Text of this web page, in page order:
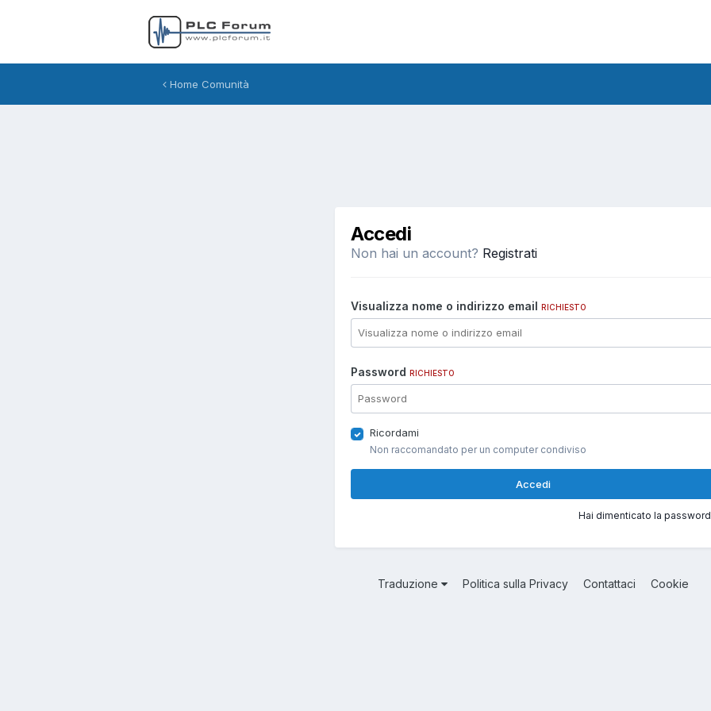
Home Comunità
Accedi
Non hai un account? Registrati
Visualizza nome o indirizzo email RICHIESTO
Password RICHIESTO
Ricordami
Non raccomandato per un computer condiviso
Accedi
Hai dimenticato la
Traduzione Politica sulla Privacy Contattaci Cookie